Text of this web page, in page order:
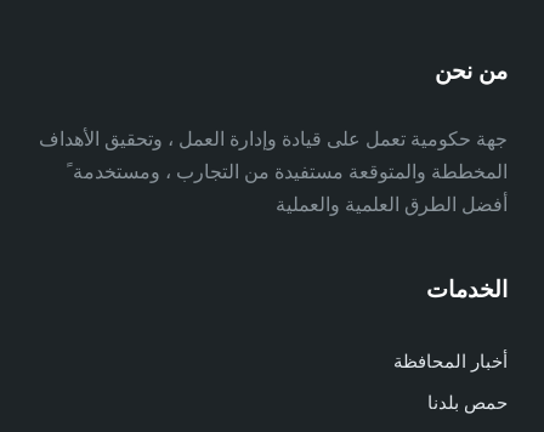
من نحن
جهة حكومية تعمل على قيادة وإدارة العمل ، وتحقيق الأهداف
المخططة والمتوقعة مستفيدة من التجارب ، ومستخدمة ً
أفضل الطرق العلمية والعملية
الخدمات
أخبار المحافظة
حمص بلدنا